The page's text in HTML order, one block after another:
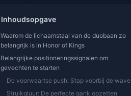
Inhoudsopgave
Waarom de lichaamstaal van de duobaan zo
belangrijk is in Honor of Kings
Belangrijke positioneringssignalen om
gevechten te starten
De voorwaartse push: Stap voorbij de wave
Struikgluur: De perfecte gank opzetten